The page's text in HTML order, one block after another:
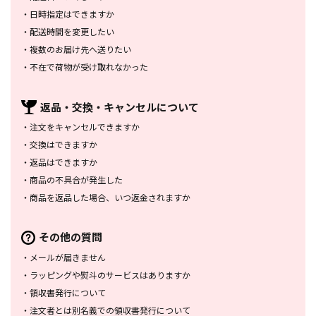
・ 日時指定はできますか
・ 配送時間を変更したい
・ 複数のお届け先へ送りたい
・ 不在で荷物が受け取れなかった
返品・交換・ キャンセルについて
・ 注文をキャンセルできますか
・ 交換はできますか
・ 返品はできますか
・ 商品の不具合が発生した
・ 商品を返品した場合、 いつ返金されますか
その他の質問
・ メールが届きません
・ ラッピングや熨斗のサービスはありますか
・ 領収書発行について
・ 注文者とは別名義での領収書発行について